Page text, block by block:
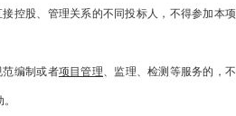
控股、管理关系的不同投标人，不得参加本项
范编制或者项目管理、监理、检测等服务的，不